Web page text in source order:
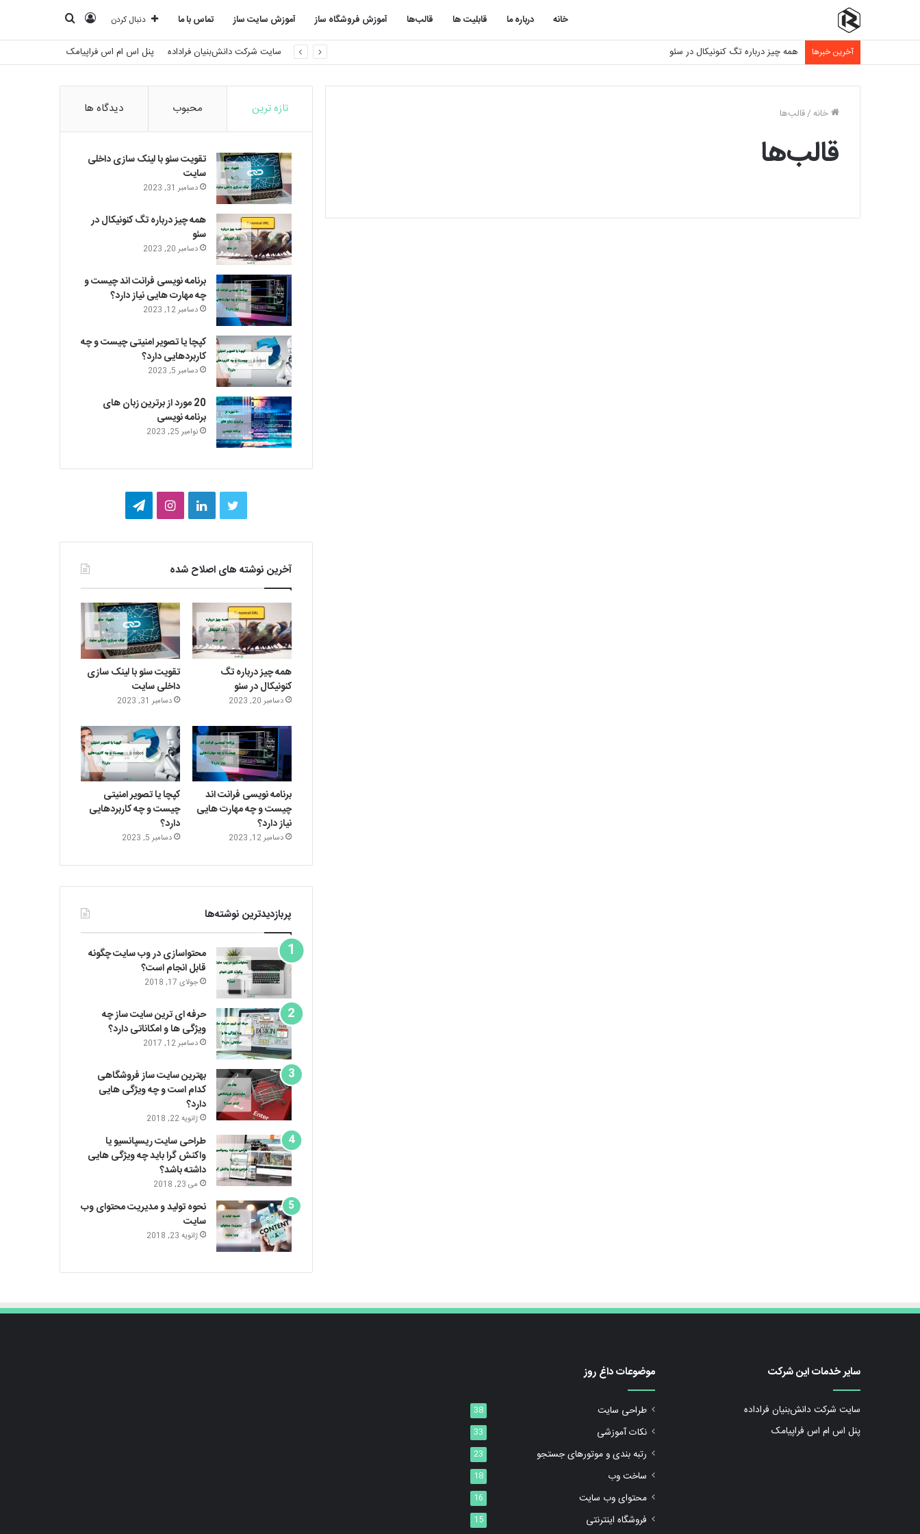
خانه درباره ما قابلیت ها قالب‌ها آموزش فروشگاه ساز آموزش سایت ساز تماس با ما ورود دنبال کردن
آخرین خبرها همه چیز درباره تگ کنونیکال در سئو سایت شرکت دانش‌بنیان فراداده پنل اس ام اس فراپیامک
خانه/قالب‌ها
قالب‌ها
تازه ترین محبوب دیدگاه ها
تقویت سئو با لینک سازی داخلی
سایت
دسامبر 31, 2023
همه چیز درباره تگ کنونیکال در
سئو
دسامبر 20, 2023
برنامه نویسی فرانت اند چیست و
چه مهارت هایی نیاز دارد؟
دسامبر 12, 2023
کپچا یا تصویر امنیتی چیست و چه
کاربردهایی دارد؟
دسامبر 5, 2023
20 مورد از برترین زبان های
برنامه نویسی
نوامبر 25, 2023
ت
ی
ی
ت
ر
ل
ک
د
ا
ا
س
ت
ا
گ
ر
ا
م
ر
ا
م
آخرین نوشته های اصلاح شده
همه چیز درباره تگ
کنونیکال در سئو
دسامبر 20, 2023
تقویت سئو با لینک سازی
داخلی سایت
دسامبر 31, 2023
برنامه نویسی فرانت اند
چیست و چه مهارت هایی
نیاز دارد؟
دسامبر 12, 2023
کپچا یا تصویر امنیتی
چیست و چه کاربردهایی
دارد؟
دسامبر 5, 2023
پربازدیدترین نوشته‌ها
محتواسازی در وب سایت چگونه
قابل انجام است؟
جولای 17, 2018
حرفه ای ترین سایت ساز چه
ویژگی ها و امکاناتی دارد؟
دسامبر 12, 2017
بهترین سایت ساز فروشگاهی
کدام است و چه ویژگی هایی
دارد؟
ژانویه 22, 2018
طراحی سایت ریسپانسیو یا
واکنش گرا باید چه ویژگی هایی
داشته باشد؟
می 23, 2018
نحوه تولید و مدیریت محتوای وب
سایت
ژانویه 23, 2018
سایر خدمات این شرکت
سایت شرکت دانش‌بنیان فراداده
پنل اس ام اس فراپیامک
موضوعات داغ روز
طراحی سایت 38
نکات آموزشی 33
رتبه بندی و موتورهای جستجو 23
ساخت وب 18
محتوای وب سایت 16
فروشگاه اینترنتی 15